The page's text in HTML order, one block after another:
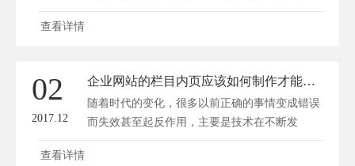
片...
查看详情
02
2017.12
企业网站的栏目内页应该如何制作才能提高内容质量度
随着时代的变化，很多以前正确的事情变成错误
而失效甚至起反作用，主要是技术在不断发
展，...
查看详情